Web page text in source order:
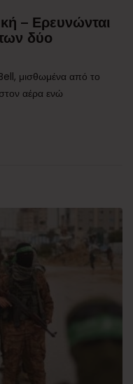
– Ερευνώνται
δύο
μισθωμένα από το
αέρα ενώ